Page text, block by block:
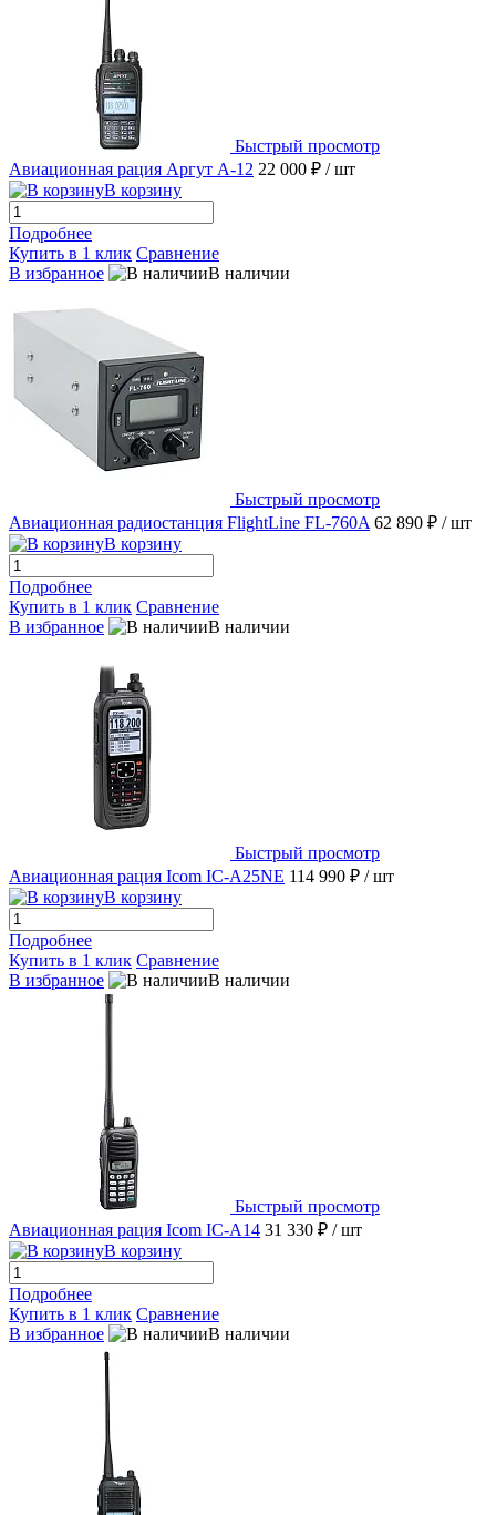
Быстрый просмотр
Авиационная рация Аргут А-12 22 000 ₽ / шт
В корзину
Подробнее
Купить в 1 клик Сравнение
В избранное
В наличии
Быстрый просмотр
Авиационная радиостанция FlightLine FL-760A 62 890 ₽ / шт
В корзину
Подробнее
Купить в 1 клик Сравнение
В избранное
В наличии
Быстрый просмотр
Авиационная рация Icom IC-A25NE 114 990 ₽ / шт
В корзину
Подробнее
Купить в 1 клик Сравнение
В избранное
В наличии
Быстрый просмотр
Авиационная рация Icom IC-A14 31 330 ₽ / шт
В корзину
Подробнее
Купить в 1 клик Сравнение
В избранное
В наличии